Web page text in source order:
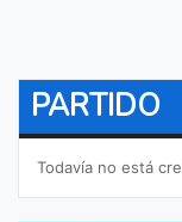
PARTIDO
Todavía no está